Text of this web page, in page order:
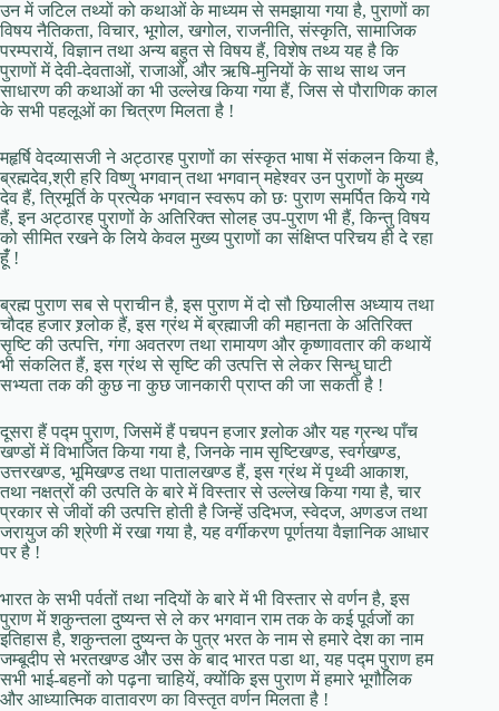
उन में जटिल तथ्यों को कथाओं के माध्यम से समझाया गया है, पुराणों का
विषय नैतिकता, विचार, भूगोल, खगोल, राजनीति, संस्कृति, सामाजिक
परम्परायें, विज्ञान तथा अन्य बहुत से विषय हैं, विशेष तथ्य यह है कि
पुराणों में देवी-देवताओं, राजाओं, और ऋषि-मुनियों के साथ साथ जन
साधारण की कथाओं का भी उल्लेख किया गया हैं, जिस से पौराणिक काल
के सभी पहलूओं का चित्रण मिलता है !
महृर्षि वेदव्यासजी ने अट्ठारह पुराणों का संस्कृत भाषा में संकलन किया है,
ब्रह्मदेव,श्री हरि विष्णु भगवान् तथा भगवान् महेश्वर उन पुराणों के मुख्य
देव हैं, त्रिमूर्ति के प्रत्येक भगवान स्वरूप को छः पुराण समर्पित किये गये
हैं, इन अट्ठारह पुराणों के अतिरिक्त सोलह उप-पुराण भी हैं, किन्तु विषय
को सीमित रखने के लिये केवल मुख्य पुराणों का संक्षिप्त परिचय ही दे रहा
हूंँ !
ब्रह्म पुराण सब से प्राचीन है, इस पुराण में दो सौ छियालीस अध्याय तथा
चौदह हजार श्र्लोक हैं, इस ग्रंथ में ब्रह्माजी की महानता के अतिरिक्त
सृष्टि की उत्पत्ति, गंगा अवतरण तथा रामायण और कृष्णावतार की कथायें
भी संकलित हैं, इस ग्रंथ से सृष्टि की उत्पत्ति से लेकर सिन्धु घाटी
सभ्यता तक की कुछ ना कुछ जानकारी प्राप्त की जा सकती है !
दूसरा हैं पद्म पुराण, जिसमें हैं पचपन हजार श्र्लोक और यह ग्रन्थ पाँच
खण्डों में विभाजित किया गया है, जिनके नाम सृष्टिखण्ड, स्वर्गखण्ड,
उत्तरखण्ड, भूमिखण्ड तथा पातालखण्ड हैं, इस ग्रंथ में पृथ्वी आकाश,
तथा नक्षत्रों की उत्पति के बारे में विस्तार से उल्लेख किया गया है, चार
प्रकार से जीवों की उत्पत्ति होती है जिन्हें उदिभज, स्वेदज, अणडज तथा
जरायुज की श्रेणी में रखा गया है, यह वर्गीकरण पूर्णतया वैज्ञानिक आधार
पर है !
भारत के सभी पर्वतों तथा नदियों के बारे में भी विस्तार से वर्णन है, इस
पुराण में शकुन्तला दुष्यन्त से ले कर भगवान राम तक के कई पूर्वजों का
इतिहास है, शकुन्तला दुष्यन्त के पुत्र भरत के नाम से हमारे देश का नाम
जम्बूदीप से भरतखण्ड और उस के बाद भारत पडा था, यह पद्म पुराण हम
सभी भाई-बहनों को पढ़ना चाहियें, क्योंकि इस पुराण में हमारे भूगौलिक
और आध्यात्मिक वातावरण का विस्तृत वर्णन मिलता है !